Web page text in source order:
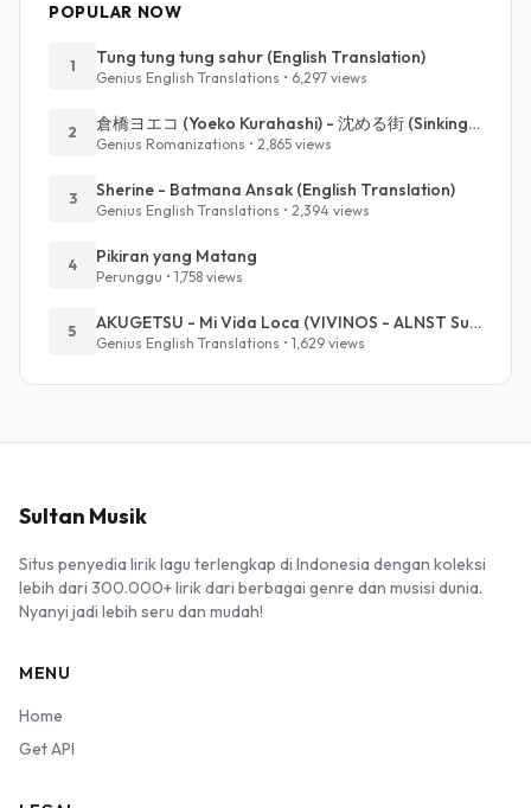
POPULAR NOW
1 Tung tung tung sahur (English Translation)
Genius English Translations • 6,297 views
2 倉橋ヨエコ (Yoeko Kurahashi) - 沈める街 (Sinking Town) (Romanized)
Genius Romanizations • 2,865 views
3 Sherine - Batmana Ansak (English Translation)
Genius English Translations • 2,394 views
4 Pikiran yang Matang
Perunggu • 1,758 views
5 AKUGETSU - Mi Vida Loca (VIVINOS - ALNST Sub : Till Part.1)
Genius English Translations • 1,629 views
Sultan Musik
Situs penyedia lirik lagu terlengkap di Indonesia dengan koleksi
lebih dari 300.000+ lirik dari berbagai genre dan musisi dunia.
Nyanyi jadi lebih seru dan mudah!
MENU
Home
Get API